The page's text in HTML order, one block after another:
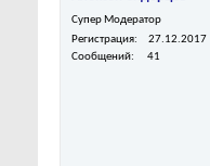
Супер Модератор
Регистрация
27.12.2017
Сообщений
41